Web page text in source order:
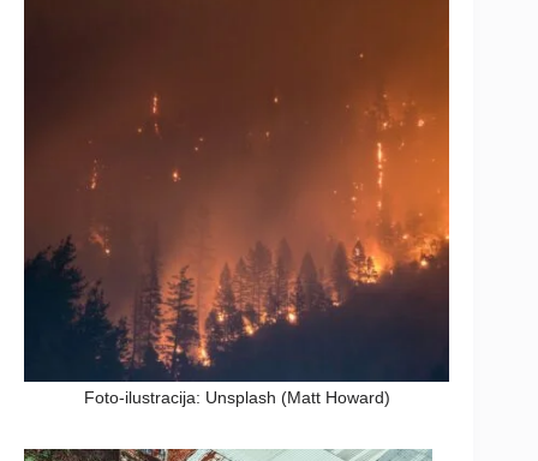
Foto-ilustracija: Unsplash (Matt Howard)